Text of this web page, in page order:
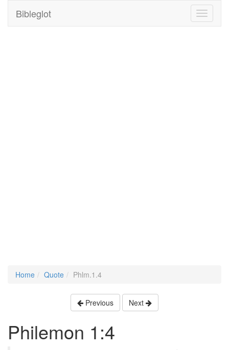
Toggle
Bibleglot
Home Quote Phlm.1.4
Previous Next
Philemon 1:4